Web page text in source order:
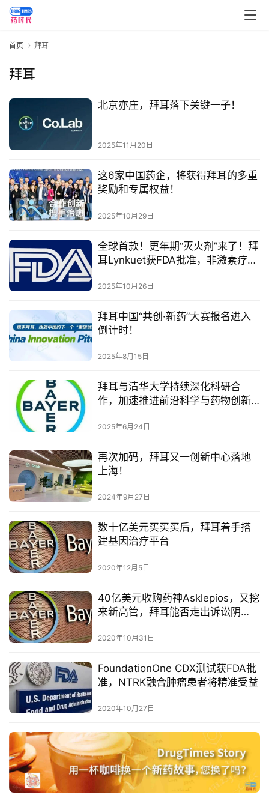
首
页
药
资
讯
专
区
彩
活
动
B
D
投
融
平
台
药
代
学
苑
A
l
l
g
l
i
s
h
登录 注册
首页 拜耳
拜耳
北京亦庄，拜耳落下关键一子！
2025年11月20日
这6家中国药企，将获得拜耳的多重
奖励和专属权益！
2025年10月29日
全球首款！更年期“灭火剂”来了！拜
耳Lynkuet获FDA批准，非激素疗法
2025年10月26日
拜耳中国“共创·新药”大赛报名进入
倒计时！
2025年8月15日
拜耳与清华大学持续深化科研合
作，加速推进前沿科学与药物创新
2025年6月24日
再次加码，拜耳又一创新中心落地
上海！
2024年9月27日
数十亿美元买买买后，拜耳着手搭
建基因治疗平台
2020年12月5日
40亿美元收购药神Asklepios，又挖
来新高管，拜耳能否走出诉讼阴
2020年10月31日
FoundationOne CDX测试获FDA批
准，NTRK融合肿瘤患者将精准受益
2020年10月27日